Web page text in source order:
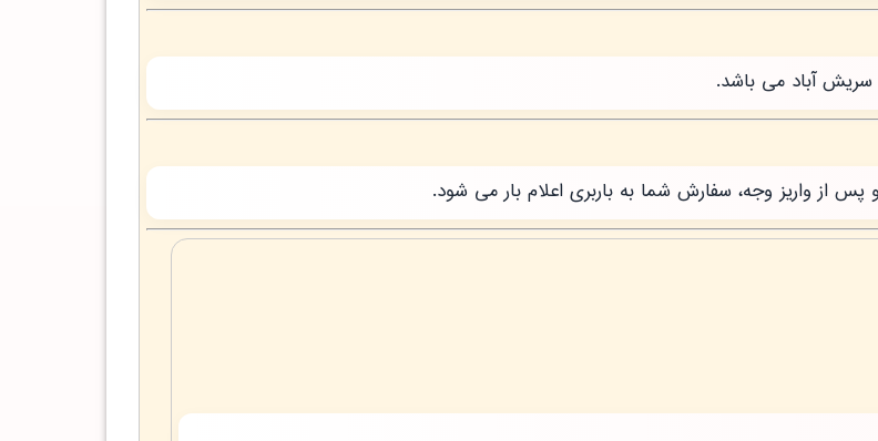
سریش آباد می باشد.
واریز وجه، سفارش شما به باربری اعلام بار می شود.